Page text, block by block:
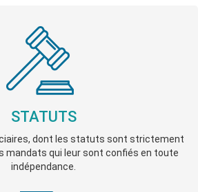
STATUTS
dont les statuts sont strictement
mandats qui leur sont confiés en toute
indépendance.